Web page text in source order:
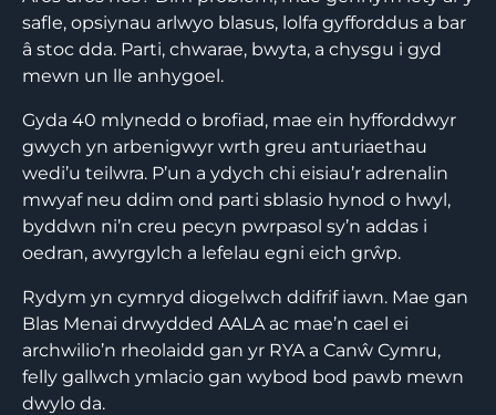
safle, opsiynau arlwyo blasus, lolfa gyfforddus a bar
â stoc dda. Parti, chwarae, bwyta, a chysgu i gyd
mewn un lle anhygoel.
Gyda 40 mlynedd o brofiad, mae ein hyfforddwyr
gwych yn arbenigwyr wrth greu anturiaethau
wedi’u teilwra. P’un a ydych chi eisiau’r adrenalin
mwyaf neu ddim ond parti sblasio hynod o hwyl,
byddwn ni’n creu pecyn pwrpasol sy’n addas i
oedran, awyrgylch a lefelau egni eich grŵp.
Rydym yn cymryd diogelwch ddifrif iawn. Mae gan
Blas Menai drwydded AALA ac mae’n cael ei
archwilio’n rheolaidd gan yr RYA a Canŵ Cymru,
felly gallwch ymlacio gan wybod bod pawb mewn
dwylo da.